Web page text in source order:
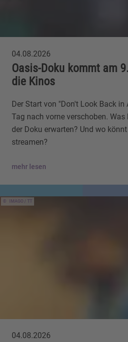
04.08.2026
Oasis-Doku kommt am
die Kinos
Der Start von "Don't Look Back in
Tag nach vorne verschoben.
der Doku erwarten? Und wo
streamen?
mehr lesen
IMAGO / TT
04.08.2026